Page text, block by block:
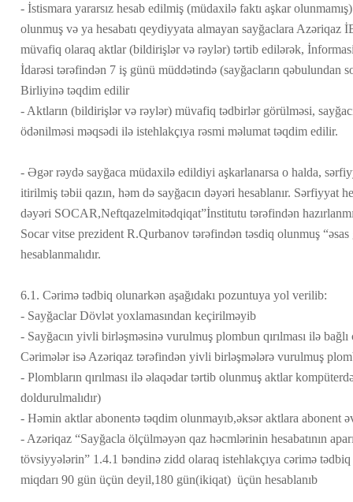
- İstismara yararsız hesab edilmiş (müdaxilə faktı aşkar
olunmuş və ya hesabatı qeydiyyata almayan sayğaclara Azəriqaz
müvafiq olaraq aktlar (bildirişlər və rəylər) tərtib edilərək,
İdarəsi tərəfindən 7 iş günü müddətində (sayğacların qəbulundan
Birliyinə təqdim edilir
- Aktların (bildirişlər və rəylər) müvafiq tədbirlər görülməsi,
ödənilməsi məqsədi ilə istehlakçıya rəsmi məlumat təqdim edilir.
- Əgər rəydə sayğaca müdaxilə edildiyi aşkarlanarsa o halda,
itirilmiş təbii qazın, həm də sayğacın dəyəri hesablanır. Sərfiyyat
dəyəri SOCAR,Neftqazelmitədqiqat”İnstitutu tərəfindən
Socar vitse prezident R.Qurbanov tərəfindən təsdiq olunmuş
hesablanmalıdır.
6.1. Cərimə tədbiq olunarkən aşağıdakı pozuntuya yol verilib:
- Sayğaclar Dövlət yoxlamasından keçirilməyib
- Sayğacın yivli birləşməsinə vurulmuş plombun qırılması ilə
Cərimələr isə Azəriqaz tərəfindən yivli birləşmələrə vurulmuş
- Plombların qırılması ilə əlaqədar tərtib olunmuş aktlar
doldurulmalıdır)
- Həmin aktlar abonentə təqdim olunmayıb,əksər aktlara abonent
- Azəriqaz “Sayğacla ölçülməyən qaz həcmlərinin hesabatının
tövsiyyələrin” 1.4.1 bəndinə zidd olaraq istehlakçıya cərimə
miqdarı 90 gün üçün deyil,180 gün(ikiqat) üçün hesablanıb